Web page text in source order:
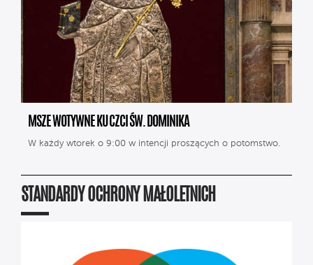
MSZE WOTYWNE KU CZCI ŚW. DOMINIKA
W każdy wtorek o 9:00 w intencji proszących o potomstwo.
STANDARDY OCHRONY MAŁOLETNICH